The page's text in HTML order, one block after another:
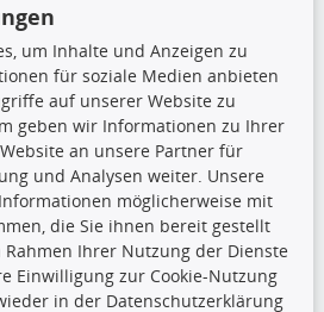
Die hier angezeigten Daten,
insbesondere die gesamte Datenbank,
dürfen nicht kopiert werden. Es ist zu
die gesamte Datenbank ohne
zu vervielfältigen, zu
Handlungen durch Dritte ausführen
stellt eine
dar und wird verfolgt.
um Inhalte und Anzeigen zu
für soziale Medien anbieten
auf unserer Website zu
geben wir Informationen zu Ihrer
an unsere Partner für
und Analysen weiter. Unsere
möglicherweise mit
die Sie ihnen bereit gestellt
Ihrer Nutzung der Dienste
Einwilligung zur Cookie-Nutzung
in der Datenschutzerklärung